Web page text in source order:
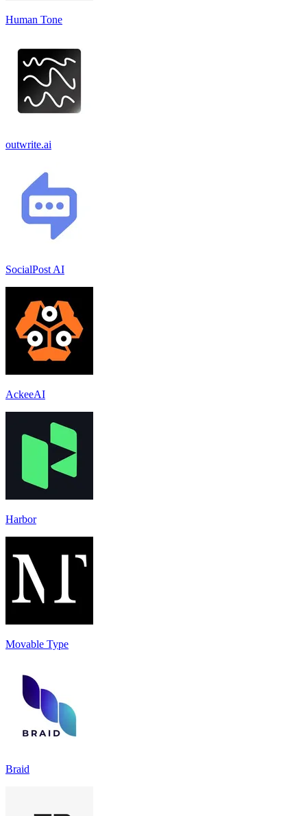
Human Tone
outwrite.ai
SocialPost AI
AckeeAI
Harbor
Movable Type
Braid